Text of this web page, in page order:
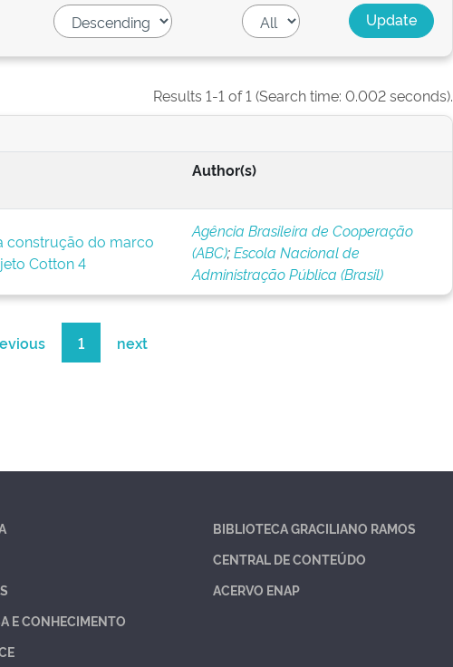
Results 1-1 of 1 (Search time: 0.002 seconds).
Author(s)
construção do marco
Cotton 4
Agência Brasileira de Cooperação
(ABC);Escola Nacional de
Administração Pública (Brasil)
1 next
E CONHECIMENTO
BIBLIOTECA GRACILIANO RAMOS
CENTRAL DE CONTEÚDO
ACERVO ENAP